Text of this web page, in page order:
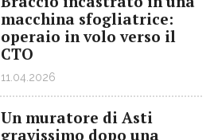
macchina sfogliatrice:
operaio in volo verso il
CTO
11.04.2026
Un muratore di Asti
gravissimo dopo una